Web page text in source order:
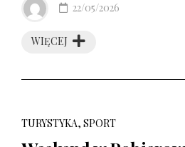
WIĘCEJ
22/05/2026
TURYSTYKA, SPORT